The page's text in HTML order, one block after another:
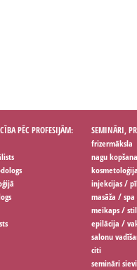
PĒC PROFESIJĀM:
SEMINĀRI,
frizermāksla
nagu kopšana
kosmetoloģija
injekcijas /
masāža /
meikaps /
epilācija /
salonu
citi
semināri